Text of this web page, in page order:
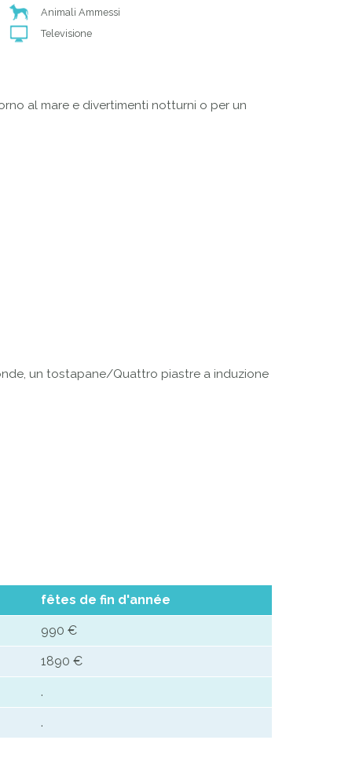
Animali Ammessi
Televisione
al mare e divertimenti notturni o per un
un tostapane/Quattro piastre a induzione
fêtes de fin d'année
990 €
1890 €
.
.